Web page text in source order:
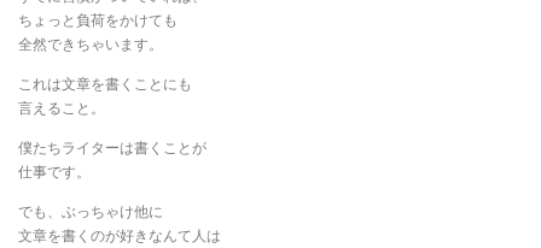
ちょっと負荷をかけても
全然できちゃいます。
これは文章を書くことにも
言えること。
僕たちライターは書くことが
仕事です。
でも、ぶっちゃけ他に
文章を書くのが好きなんて人は